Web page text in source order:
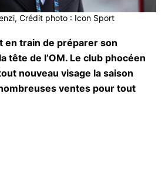
Crédit photo : Icon Sport
en train de préparer son
tête de l’OM. Le club phocéen
nouveau visage la saison
ventes pour tout